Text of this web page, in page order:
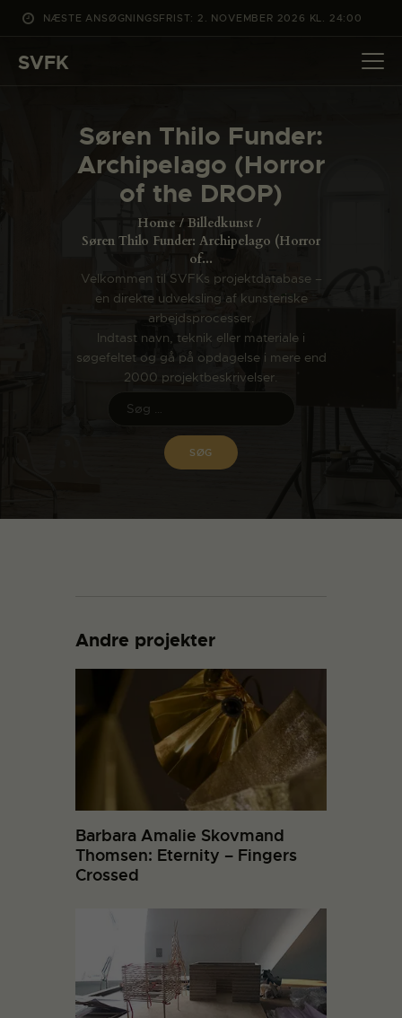
NÆSTE ANSØGNINGSFRIST: 2. NOVEMBER 2026 KL. 24:00
SVFK
Søren Thilo Funder:
Archipelago (Horror
of the DROP)
Home
Billedkunst
Søren Thilo Funder: Archipelago (Horror
of...
Velkommen til SVFKs projektdatabase –
en direkte udveksling af kunsteriske
arbejdsprocesser.
Indtast navn, teknik eller materiale i
søgefeltet og gå på opdagelse i mere end
2000 projektbeskrivelser.
DET SKER
PROJEKTER
CHANNEL
OM SVFK
Andre projekter
Barbara Amalie Skovmand
Thomsen: Eternity – Fingers
Crossed